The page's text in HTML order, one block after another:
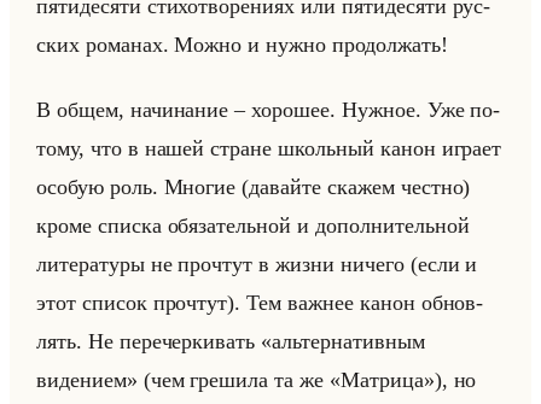
пя­ти­де­ся­ти сти­хо­тво­ре­ни­ях или пя­ти­де­ся­ти рус­
ских ро­ма­нах. Можно и нужно про­дол­жать!
В общем, на­чи­на­ние – хо­ро­шее. Нуж­ное. Уже по­
то­му, что в нашей стране школьный канон иг­ра­ет
осо­бую роль. Мно­гие (да­вайте ска­жем чест­но)
кроме спис­ка обя­за­тельной и до­пол­ни­тельной
ли­те­ра­ту­ры не про­чтут в жизни ни­че­го (если и
этот спи­сок про­чтут). Тем важ­нее канон об­нов­
лять. Не пе­ре­чер­ки­вать «альтернативным
видением» (чем гре­ши­ла та же «Матрица»), но